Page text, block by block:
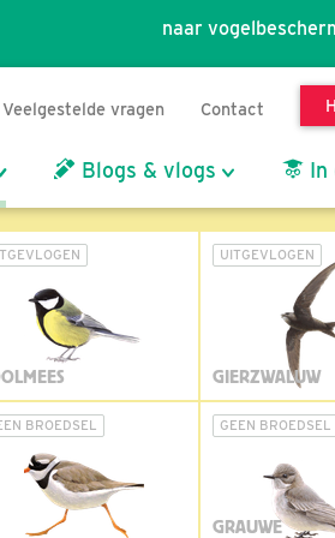
naar
Veelgestelde vragen Contact
Blogs & vlogs In
UITGEVLOGEN
GIERZWALUW
BROEDSEL GEEN BROEDSEL
GRAUWE